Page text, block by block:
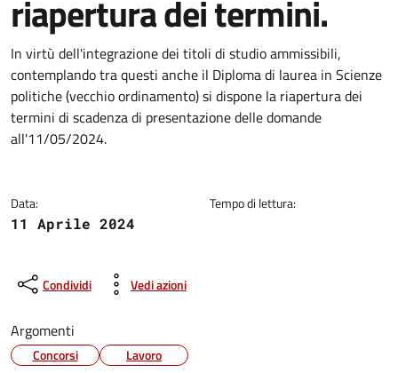
riapertura dei termini.
Dettagli della notizia
In virtù dell'integrazione dei titoli di studio ammissibili,
contemplando tra questi anche il Diploma di laurea in Scienze
politiche (vecchio ordinamento) si dispone la riapertura dei
termini di scadenza di presentazione delle domande
all'11/05/2024.
Data:
11 Aprile 2024
Tempo di lettura:
Condividi Vedi azioni
Argomenti
Concorsi Lavoro